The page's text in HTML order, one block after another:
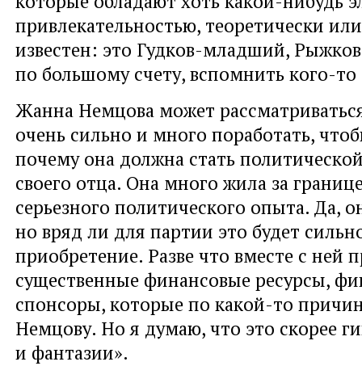
привлекательностью, теоретически
известен: это Гудков-младший,
по большому счету, вспомнить кого-
Жанна Немцова может
очень сильно и много поработать,
почему она должна стать
своего отца. Она много жила за
серьезного политического опыта. Да,
но вряд ли для партии это будет
приобретение. Разве что вместе с ней
существенные финансовые ресурсы,
спонсоры, которые по какой-то
Немцову. Но я думаю, что это скорее
и фантазии».